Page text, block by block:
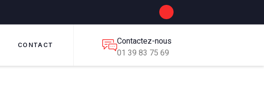
CONTACT
Contactez-nous
01 39 83 75 69